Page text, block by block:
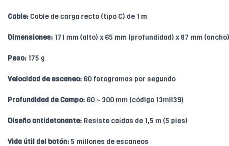
Cable: Cable de carga recto (tipo C) de 1 m
Dimensiones: 171 mm (alto) x 65 mm (profundidad) x 87 mm (ancho)
Peso: 175 g
Velocidad de escaneo: 60 fotogramas por segundo
Profundidad de Campo: 60 ~ 300 mm (código 13mil39)
Diseño antidetonante: Resiste caídas de 1,5 m (5 pies)
Vida útil del botón:5 millones de escaneos